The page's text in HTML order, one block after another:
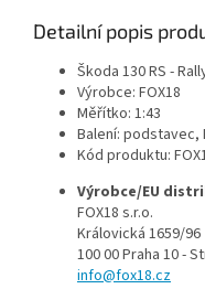
Detailní popis
Škoda 130 RS -
Výrobce: FOX18
Měřítko: 1:43
Balení: podstavec,
Kód produktu:
Výrobce/EU
FOX18 s.r.o.
Královická 1659/96
100 00 Praha 10 -
info@fox18.cz